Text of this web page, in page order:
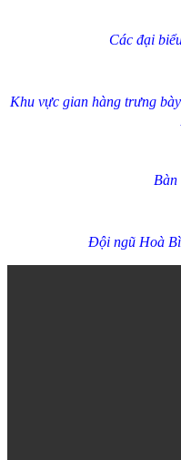
Các đại
Khu vực gian hàng trưng
Bàn
Đội ngũ Hoà